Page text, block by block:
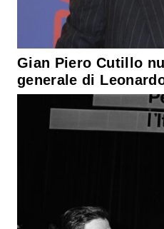
Gian Piero Cutillo
generale di